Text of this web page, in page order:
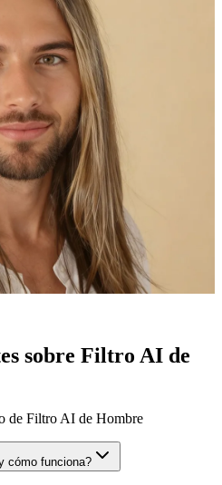
sobre Filtro AI de
de Filtro AI de Hombre
cómo funciona?